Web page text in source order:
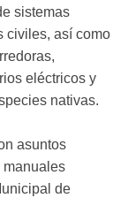
sistemas
civiles, así como
eléctricos y
nativas.
asuntos
manuales
de